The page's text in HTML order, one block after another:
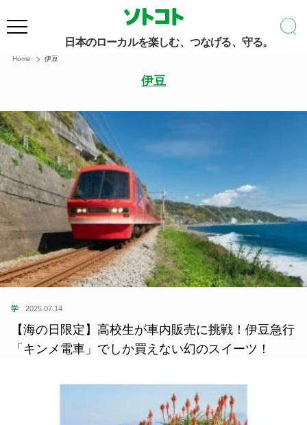
日本のローカルを楽しむ、つなげる、守る。
Home 伊豆
伊豆
学 2025.07.14
【海の日限定】高校生が車内販売に挑戦！伊豆急行
「キンメ電車」でしか買えない幻のスイーツ！